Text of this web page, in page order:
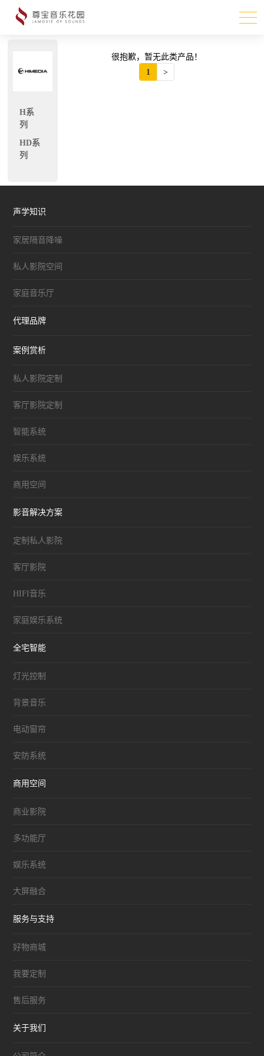
很抱歉，暂无此类产品！
1
>
H系
列
HD系
列
声学知识
家居隔音降噪
私人影院空间
家庭音乐厅
代理品牌
案例赏析
私人影院定制
客厅影院定制
智能系统
娱乐系统
商用空间
影音解决方案
定制私人影院
客厅影院
HIFI音乐
家庭娱乐系统
全宅智能
灯光控制
背景音乐
电动窗帘
安防系统
商用空间
商业影院
多功能厅
娱乐系统
大屏融合
服务与支持
好物商城
我要定制
售后服务
关于我们